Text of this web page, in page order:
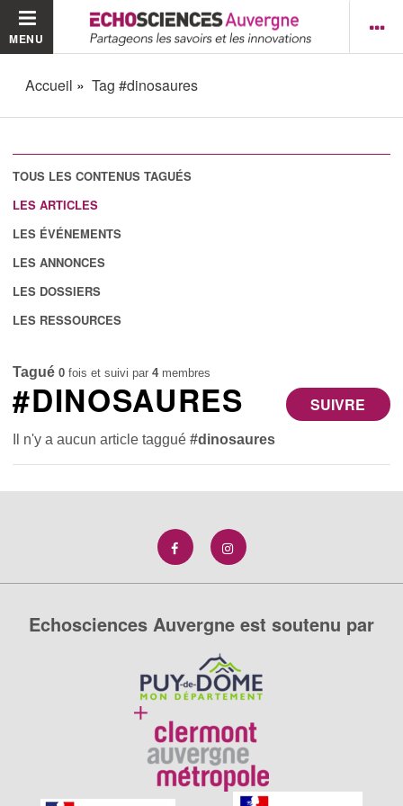
MENU
Accueil Tag #dinosaures
TOUS LES CONTENUS TAGUÉS
LES ARTICLES
LES ÉVÉNEMENTS
LES ANNONCES
LES DOSSIERS
LES RESSOURCES
Tagué 0 fois et suivi par4membres
SUIVRE
#DINOSAURES
Il n'y a aucun article taggué#dinosaures
Echosciences Auvergne est soutenu par